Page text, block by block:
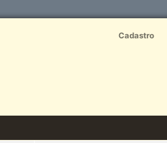
Cadastro